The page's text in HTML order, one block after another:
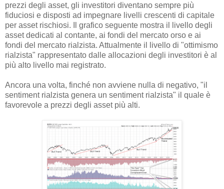
prezzi degli asset, gli investitori diventano sempre più
fiduciosi e disposti ad impegnare livelli crescenti di capitale
per asset rischiosi. Il grafico seguente mostra il livello degli
asset dedicati al contante, ai fondi del mercato orso e ai
fondi del mercato rialzista. Attualmente il livello di "ottimismo
rialzista" rappresentato dalle allocazioni degli investitori è al
più alto livello mai registrato.
Ancora una volta, finché non avviene nulla di negativo, "il
sentiment rialzista genera un sentiment rialzista" il quale è
favorevole a prezzi degli asset più alti.